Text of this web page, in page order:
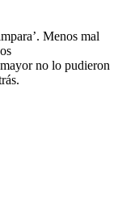
Menos mal
no lo pudieron